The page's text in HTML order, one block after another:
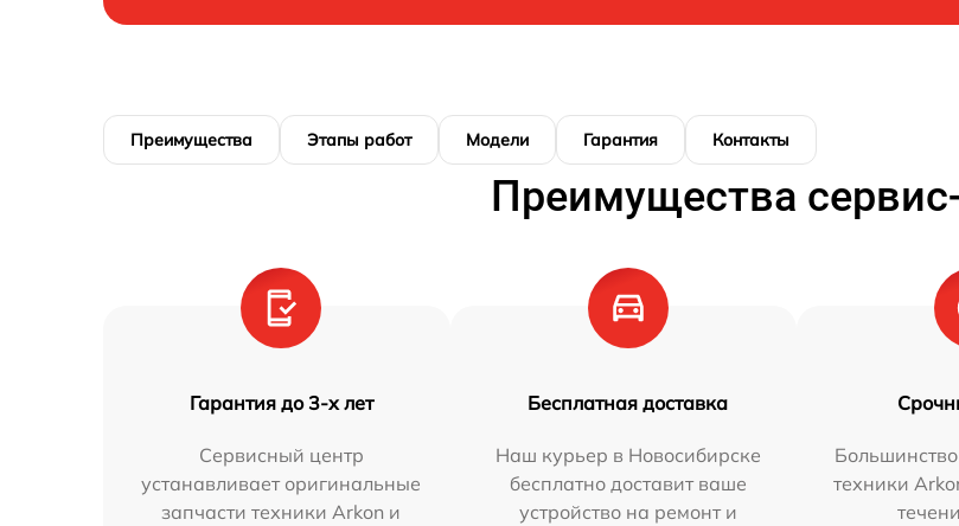
Преимущества Этапы работ Модели Гарантия Контакты
Преимущества
Гарантия до 3-х лет
Сервисный центр
устанавливает оригинальные
запчасти техники Arkon и
Бесплатная доставка
Наш курьер в Новосибирске
бесплатно доставит ваше
устройство на ремонт и
техники